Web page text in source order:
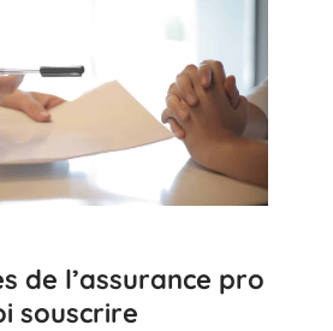
de l’assurance pro
souscrire